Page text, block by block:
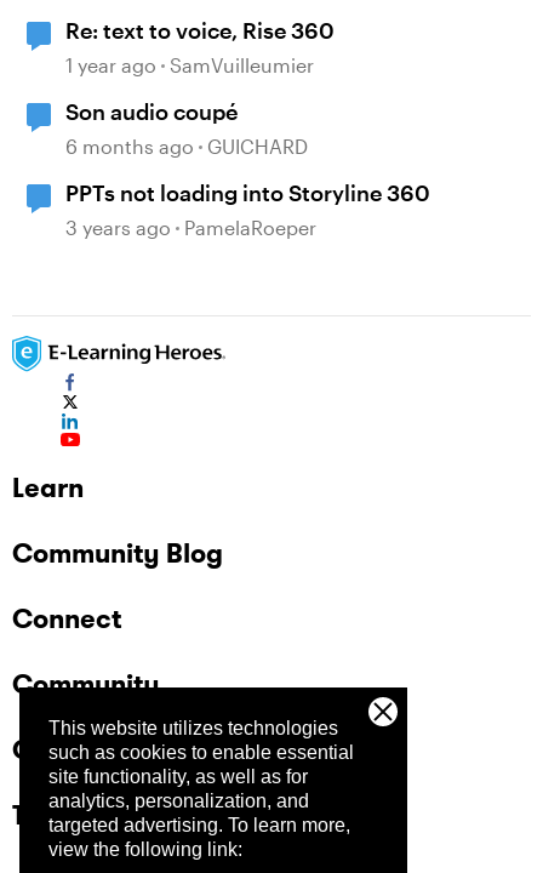
This website utilizes technologies
such as cookies to enable essential
site functionality, as well as for
analytics, personalization, and
targeted advertising. To learn more,
view the following link:
Re: text to voice, Rise 360
1 year ago SamVuilleumier
Son audio coupé
6 months ago GUICHARD
PPTs not loading into Storyline 360
3 years ago PamelaRoeper
Learn
Community Blog
Connect
Community
Company
Trust Center